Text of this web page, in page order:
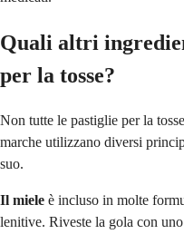
Quali altri
per la tosse?
Non tutte le pastiglie per la
marche utilizzano diversi
suo.
Il miele è incluso in molte
lenitive. Riveste la gola con